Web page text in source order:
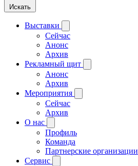
Искать
Выставки
Сейчас
Анонс
Архив
Рекламный щит
Анонс
Архив
Мероприятия
Сейчас
Архив
О нас
Профиль
Команда
Партнерские организации
Сервис